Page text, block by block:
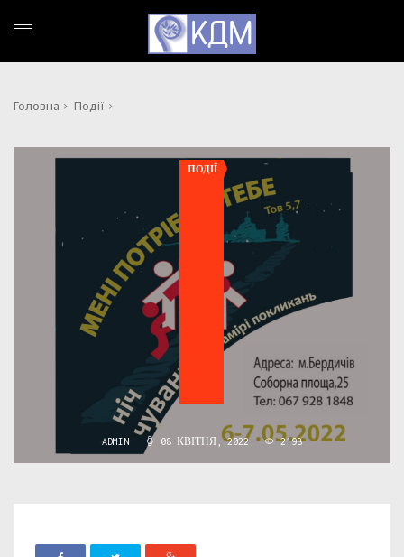
Головна Події
ПОДІЇ
ADMIN 08 КВІТНЯ, 2022 2198